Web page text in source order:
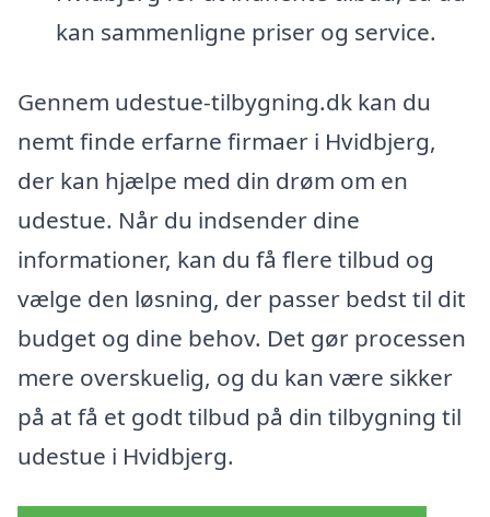
kan sammenligne priser og service.
Gennem udestue-tilbygning.dk kan du
nemt finde erfarne firmaer i Hvidbjerg,
der kan hjælpe med din drøm om en
udestue. Når du indsender dine
informationer, kan du få flere tilbud og
vælge den løsning, der passer bedst til dit
budget og dine behov. Det gør processen
mere overskuelig, og du kan være sikker
på at få et godt tilbud på din tilbygning til
udestue i Hvidbjerg.